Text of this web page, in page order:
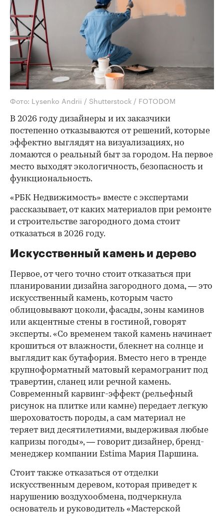
Фото: Lysenko Andrii / Shutterstock / FOTODOM
В 2026 году дизайнеры и их заказчики
постепенно отказываются от решений, которые
эффектно выглядят на визуализациях, но
ломаются о реальный быт за городом. На первое
место выходят экологичность, безопасность и
функциональность.
«РБК Недвижимость» вместе с экспертами
рассказывает, от каких материалов при ремонте
и строительстве загородного дома стоит
отказаться в 2026 году.
Искусственный камень и дерево
00:00 / 00:00
Первое, от чего точно стоит отказаться при
планировании дизайна загородного дома, — это
искусственный камень, которым часто
облицовывают цоколи, фасады, зоны каминов
или акцентные стены в гостиной, говорят
эксперты. «Со временем такой камень начинает
крошиться от влажности, блекнет на солнце и
выглядит как бутафория. Вместо него в тренде
крупноформатный матовый керамогранит под
травертин, сланец или речной камень.
Современный карвинг-эффект (рельефный
рисунок на плитке или камне) передает легкую
шероховатость породы, а сам материал не
теряет вид десятилетиями, выдерживая любые
капризы погоды», — говорит дизайнер, бренд-
менеджер компании Estima Мария Паршина.
Стоит также отказаться от отделки
искусственным деревом, которая приведет к
нарушению воздухообмена, подчеркнула
основатель и руководитель «Мастерской